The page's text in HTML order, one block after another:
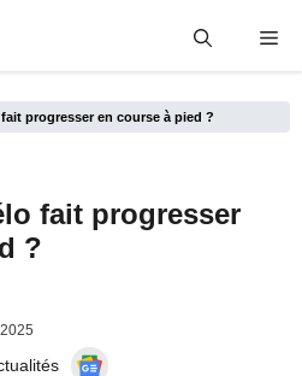
progresser en course à pied ?
fait progresser
?